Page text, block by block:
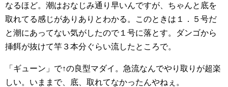
なるほど。潮はおなじみ通り早いんですが、ちゃんと底を
取れてる感じがありありとわかる。このときは１．５号だ
と潮にあってない気がしたので１号に落とす。ダンゴから
挿餌が抜けて竿３本分ぐらい流したところで。
「ギューン」で↑の良型マダイ。急流なんでやり取りが超楽
しい。いままで、底、取れてなかったんやねぇ。